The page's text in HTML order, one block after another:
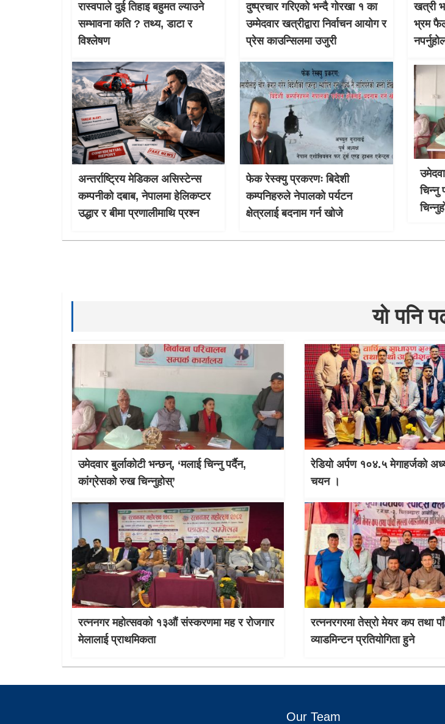
रास्वपाले दुई तिहाइ बहुमत ल्याउने
सम्भावना कति ? तथ्य, डाटा र
विश्लेषण
दुष्प्रचार गरिएको भन्दै गोरखा १ का
उम्मेदवार खत्रीद्वारा निर्वाचन आयोग र
प्रेस काउन्सिलमा उजुरी
खत्री
भ्रम
अन्तर्राष्ट्रिय मेडिकल असिस्टेन्स
कम्पनीको दबाब, नेपालमा हेलिकप्टर
उद्धार र बीमा प्रणालीमाथि प्रश्न
फेक रेस्क्यु प्रकरणः बिदेशी
कम्पनिहरुले नेपालको पर्यटन
क्षेत्रलाई बदनाम गर्न खोजे
चिन्नु
यो पनि
उमेदवार बुर्लाकोटी भन्छन्, ‘मलाई चिन्नु पर्दैन,
कांग्रेसको रुख चिन्नुहोस्’
रेडियो अर्पण १०४.५ मेगाहर्जको
चयन ।
रत्ननगर महोत्सवको १३औं संस्करणमा मह र रोजगार
मेलालाई प्राथमिकता
रत्ननरगरमा तेस्राे मेयर कप तथा
व्याडमिन्टन प्रतियोगिता हुने
Our Team